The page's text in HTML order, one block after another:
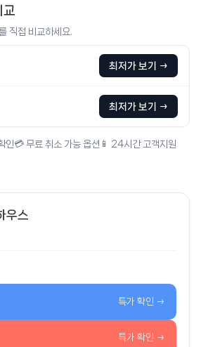
직접 비교하세요.
최저가 보기 →
최저가 보기 →
인 💳 무료 취소 가능 옵션 📱 24시간 고객지원
우스
특가 확인 →
특가 확인 →